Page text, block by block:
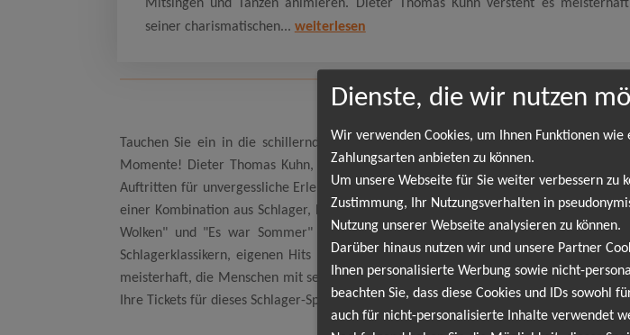
Mitsingen und Tanzen animieren. Dieter Thomas Kuhn versteht es
seiner charismatischen... weiterlesen
Dieter
Tauchen Sie ein in die schillernde Welt des deutschen Schlagers mit Dieter
Momente! Dieter Thomas Kuhn, der Schlager-Entertainer der Extraklasse,
Auftritten für unvergessliche Erlebnisse. Dieter Thomas Kuhn hat sich längst den
einer Kombination aus Schlager, Pop und Disco, schafft er es, sein Publikum in
Wolken" und "Es war Sommer" sind zu Hymnen einer ganzen Generation
Schlagerklassikern, eigenen Hits und überraschenden Interpretationen, die das
meisterhaft, die Menschen mit seiner charismatischen Bühnenpräsenz zu
Ihre Tickets für dieses Schlager-Spektakel und seien Sie dabei, wenn der Meister des
Dienste, die wir nutzen
Wir verwenden Cookies, um Ihnen Funktionen
Zahlungsarten anbieten zu können.
Um unsere Webseite für Sie weiter verbessern
Zustimmung, Ihr Nutzungsverhalten in
Nutzung unserer Webseite analysieren zu können.
Darüber hinaus nutzen wir und unsere Partner
Ihnen personalisierte Werbung sowie nicht-
beachten Sie, dass diese Cookies und IDs sowohl
auch für nicht-personalisierte Inhalte verwendet